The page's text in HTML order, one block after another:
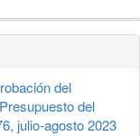
del
del
julio-agosto 2023